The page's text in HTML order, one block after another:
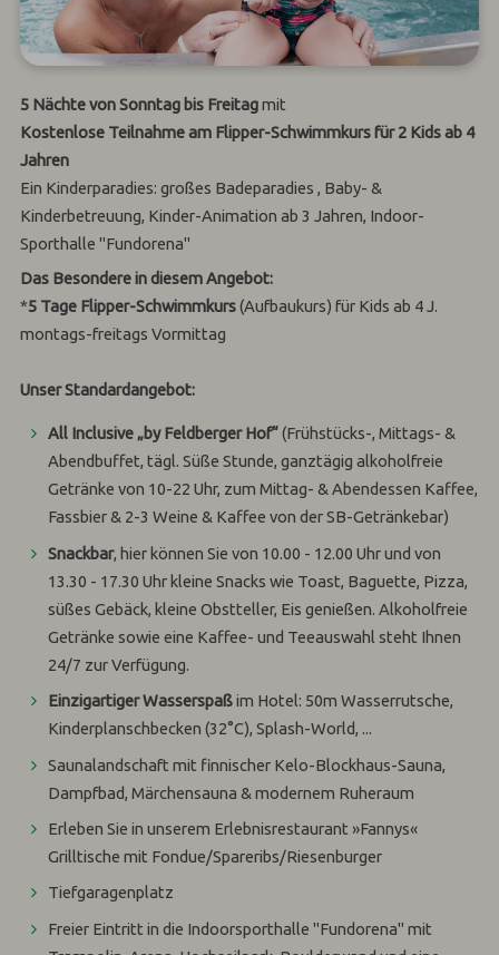
5 Nächte von Sonntag bis Freitagmit
Kostenlose Teilnahme am Flipper-Schwimmkurs für 2 Kids ab 4
Jahren
Ein Kinderparadies: großes Badeparadies , Baby- &
Kinderbetreuung, Kinder-Animation ab 3 Jahren, Indoor-
Sporthalle "Fundorena"
Das Besondere in diesem Angebot:
*5 Tage Flipper-Schwimmkurs(Aufbaukurs) für Kids ab 4 J.
montags-freitags Vormittag
Unser Standardangebot:
All Inclusive „by Feldberger Hof“(Frühstücks-, Mittags- &
Abendbuffet, tägl. Süße Stunde, ganztägig alkoholfreie
Getränke von 10-22 Uhr, zum Mittag- & Abendessen Kaffee,
Fassbier & 2-3 Weine & Kaffee von der SB-Getränkebar)
Snackbar, hier könnenSie von 10.00 - 12.00 Uhr und von
13.30 - 17.30 Uhr kleine Snacks wie Toast, Baguette, Pizza,
süßes Gebäck, kleine Obstteller, Eis genießen. Alkoholfreie
Getränke sowie eine Kaffee- und Teeauswahl steht Ihnen
24/7 zur Verfügung.
Einzigartiger Wasserspaßim Hotel: 50m Wasserrutsche,
Kinderplanschbecken (32°C), Splash-World, ...
Saunalandschaft mit finnischer Kelo-Blockhaus-Sauna,
Dampfbad, Märchensauna & modernem Ruheraum
Erleben Sie in unserem Erlebnisrestaurant »Fannys«
Grilltische mit Fondue/Spareribs/Riesenburger
Tiefgaragenplatz
Freier Eintritt in die Indoorsporthalle "Fundorena" mit